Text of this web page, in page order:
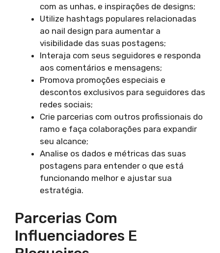
com as unhas, e inspirações de designs;
Utilize hashtags populares relacionadas
ao nail design para aumentar a
visibilidade das suas postagens;
Interaja com seus seguidores e responda
aos comentários e mensagens;
Promova promoções especiais e
descontos exclusivos para seguidores das
redes sociais;
Crie parcerias com outros profissionais do
ramo e faça colaborações para expandir
seu alcance;
Analise os dados e métricas das suas
postagens para entender o que está
funcionando melhor e ajustar sua
estratégia.
Parcerias Com
Influenciadores E